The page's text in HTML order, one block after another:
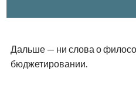
Дальше — ни слова о
бюджетировании.